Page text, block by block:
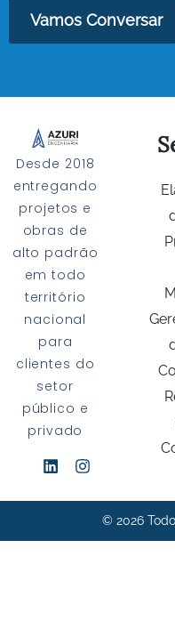
Vamos Conversar
Desde 2018
entregando
projetos e
obras de
alto padrão
em todo
território
nacional
para
clientes do
setor
público e
privado
© 2026